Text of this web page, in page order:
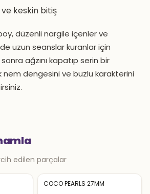
ve keskin bitiş
düzenli nargile içenler ve
uzun seanslar kuranlar için
ağzını kapatıp serin bir
dengesini ve buzlu karakterini
edilen parçalar
COCO PEARLS 27MM